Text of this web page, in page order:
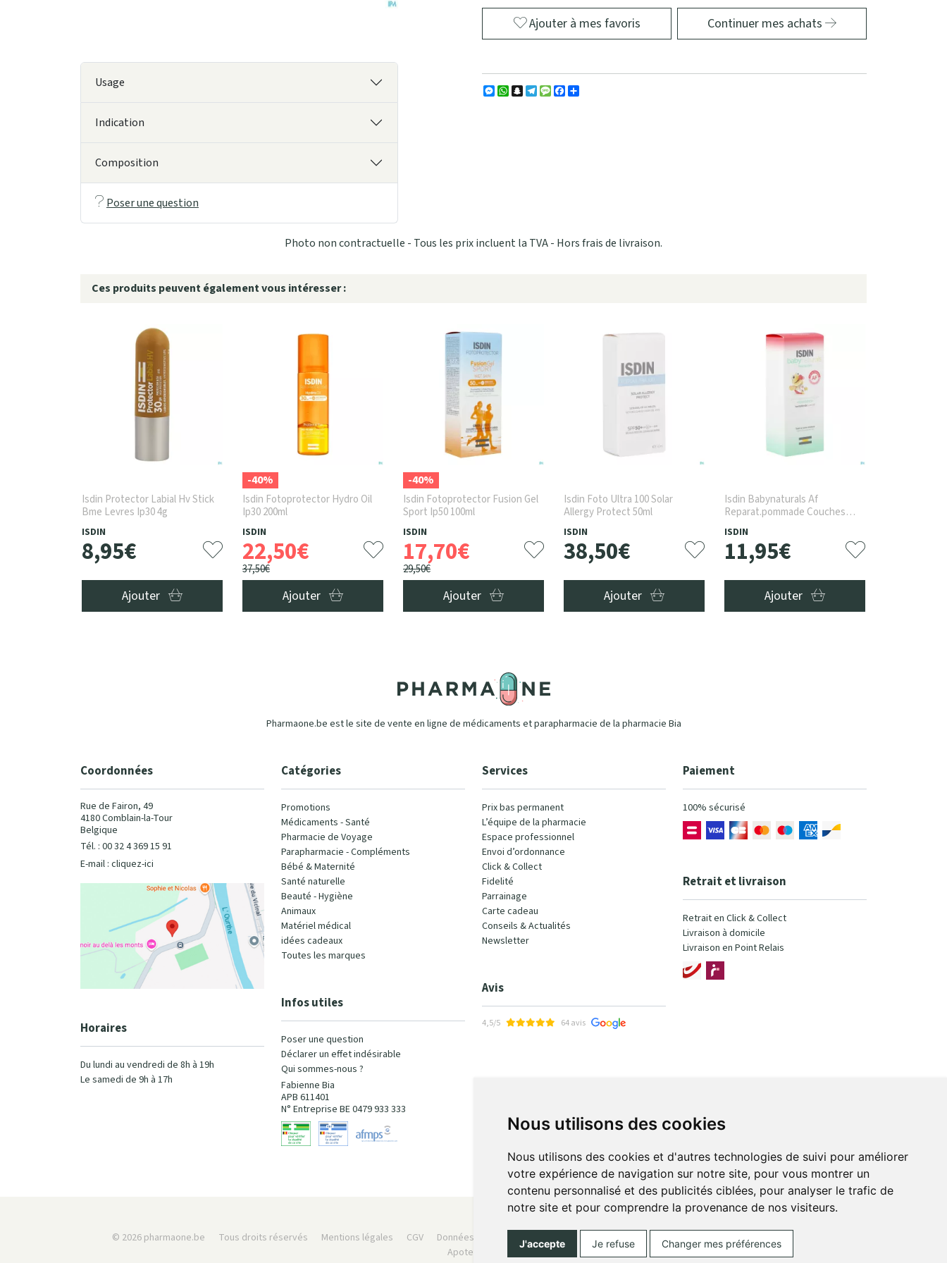
Nous utilisons des cookies
Nous utilisons des cookies et d'autres technologies de suivi pour améliorer
votre expérience de navigation sur notre site, pour vous montrer un
contenu personnalisé et des publicités ciblées, pour analyser le trafic de
notre site et pour comprendre la provenance de nos visiteurs.
J'accepte Je refuse Changer mes préférences
Ajouter à mes favoris Continuer mes achats
Usage
Indication
Composition
Poser une question
Messenger
WhatsApp
Snapchat
Telegram
MessageFacebook
Photo non contractuelle - Tous les prix incluent la TVA - Hors frais de livraison.
Ces produits peuvent également vous intéresser :
Isdin Protector Labial Hv Stick
Bme Levres Ip30 4g
ISDIN
8,95€
Ajouter
-40%
Isdin Fotoprotector Hydro Oil
Ip30 200ml
ISDIN
22,50€
37,50€
Ajouter
-40%
Isdin Fotoprotector Fusion Gel
Sport Ip50 100ml
ISDIN
17,70€
29,50€
Ajouter
Isdin Foto Ultra 100 Solar
Allergy Protect 50ml
ISDIN
38,50€
Ajouter
Isdin Babynaturals Af
Reparat.pommade Couches
50ml
ISDIN
11,95€
Ajouter
Pharmaone.be est le site de vente en ligne de médicaments et parapharmacie de la pharmacie Bia
Coordonnées
Rue de Fairon, 49
4180 Comblain-la-Tour
Belgique
Tél. : 00 32 4 369 15 91
E-mail : cliquez-ici
Horaires
Du lundi au vendredi de 8h à 19h
Le samedi de 9h à 17h
Catégories
Promotions
Médicaments - Santé
Pharmacie de Voyage
Parapharmacie - Compléments
Bébé & Maternité
Santé naturelle
Beauté - Hygiène
Animaux
Matériel médical
idées cadeaux
Toutes les marques
Infos utiles
Poser une question
Déclarer un effet indésirable
Qui sommes-nous ?
Fabienne Bia
APB 611401
N° Entreprise BE 0479 933 333
Services
Prix bas permanent
L’équipe de la pharmacie
Espace professionnel
Envoi d’ordonnance
Click & Collect
Fidelité
Parrainage
Carte cadeau
Conseils & Actualités
Newsletter
Avis
4,5/5 64 avis
Paiement
100% sécurisé
Retrait et livraison
Retrait en Click & Collect
Livraison à domicile
Livraison en Point Relais
© 2026 pharmaone.be Tous droits réservés Mentions légales CGV Données personnelles Cookies Préférences Cookies
Votre pharmacie sur Internet avec
Apotekisto